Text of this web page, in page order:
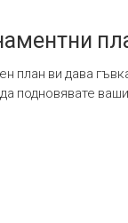
план ви дава
подновявате